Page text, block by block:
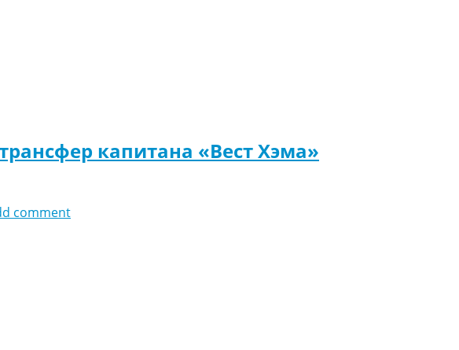
капитана «Вест Хэма»
comment